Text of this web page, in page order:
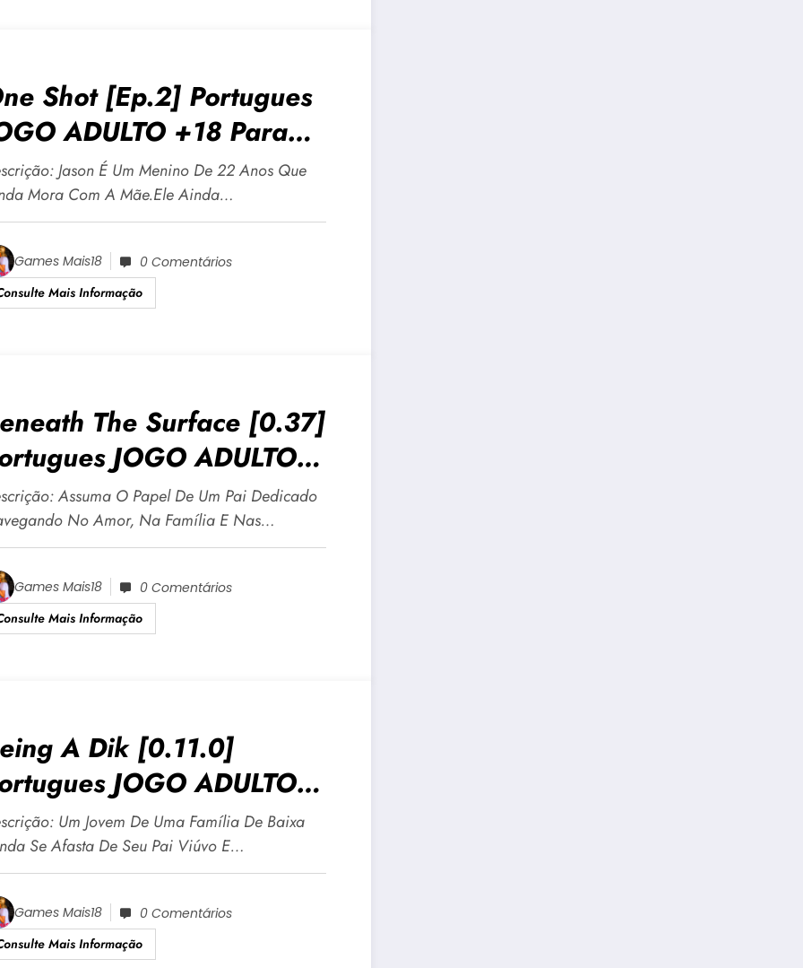
Shot [Ep.2] Portugues
ADULTO +18 Para
E PC
Jason É Um Menino De 22 Anos Que
Mora Com A Mãe.Ele Ainda…
Games Mais18
0 Comentários
Mais Informação
The Surface [0.37]
JOGO ADULTO
Para Android E PC
Assuma O Papel De Um Pai Dedicado
No Amor, Na Família E Nas…
Games Mais18
0 Comentários
Mais Informação
A Dik [0.11.0]
JOGO ADULTO
Para Android E PC
Um Jovem De Uma Família De Baixa
Se Afasta De Seu Pai Viúvo E…
Games Mais18
0 Comentários
Mais Informação